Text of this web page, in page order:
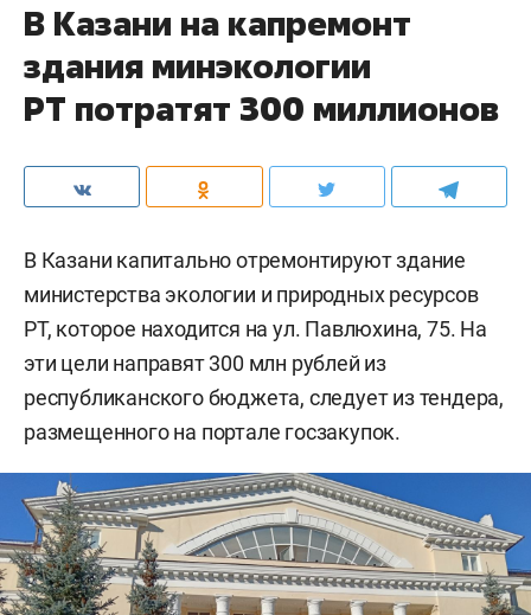
В Казани на капремонт
здания минэкологии
РТ потратят 300 миллионов
В Казани капитально отремонтируют здание
министерства экологии и природных ресурсов
РТ, которое находится на ул. Павлюхина, 75. На
эти цели направят 300 млн рублей из
республиканского бюджета, следует из тендера,
размещенного на портале госзакупок.